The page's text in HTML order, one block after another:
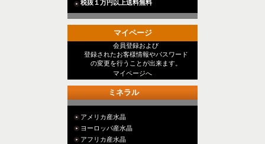
税抜１万円以上送料無料
マイページ
会員登録および
登録されたお客様情報やパスワード
の変更を行うことが出来ます。
マイページへ
ミネラル
アメリカ産水晶
ヨーロッパ産水晶
アフリカ産水晶